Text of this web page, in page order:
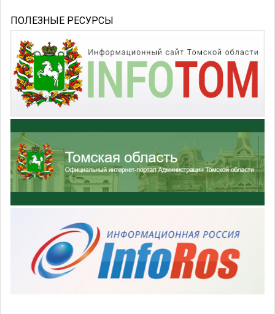
ПОЛЕЗНЫЕ РЕСУРСЫ